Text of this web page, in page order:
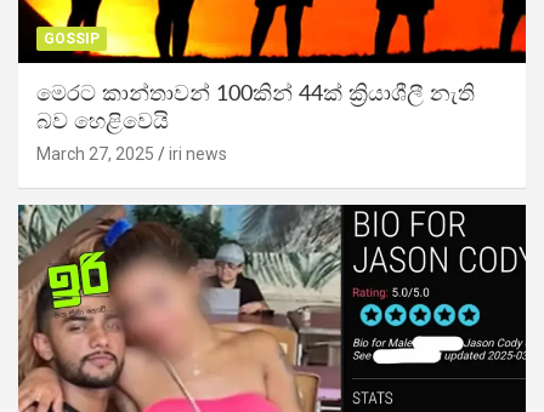
GOSSIP
මෙරට කාන්තාවන් 100කින් 44ක් ක්‍රියාශීලී නැති
බව හෙළිවෙයි
March 27, 2025 iri news